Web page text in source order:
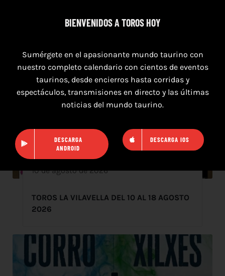
10 de agosto de 2026
TOROS LA VILAVELLA DEL 10 AL 18 AGOSTO
2026
BIENVENIDOS A TOROS HOY
Sumérgete en el apasionante mundo taurino con
nuestro completo calendario con cientos de eventos
taurinos, desde encierros hasta corridas y
espectáculos, transmisiones en directo y las últimas
noticias del mundo taurino.
DESCARGA
ANDROID
DESCARGA IOS